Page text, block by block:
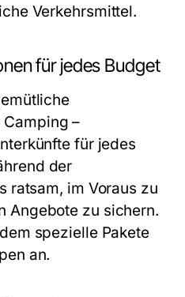
Verkehrsmittel.
für jedes Budget
–
für jedes
der
ratsam, im Voraus zu
Angebote zu sichern.
spezielle Pakete
an.